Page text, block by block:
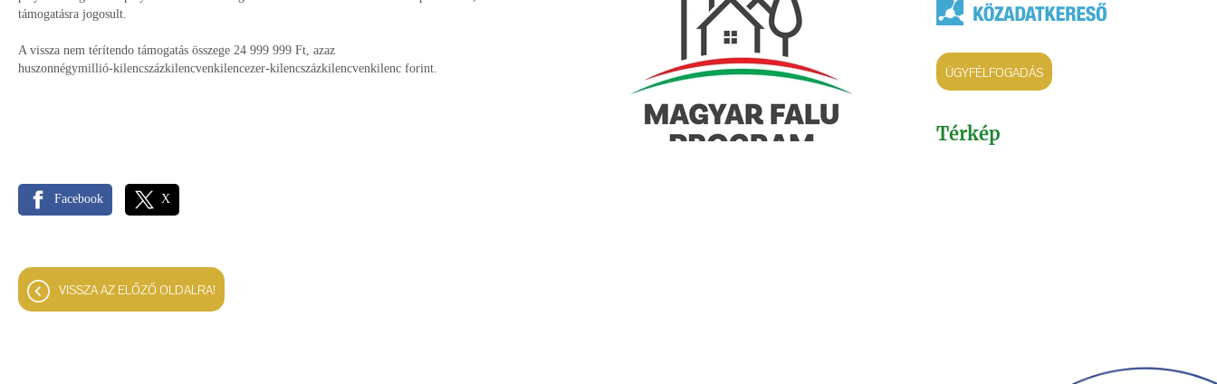
ÜGYFÉLFOGADÁS
Térkép
támogatásra jogosult.
A vissza nem térítendo támogatás összege 24 999 999 Ft, azaz
huszonnégymillió-kilencszázkilencvenkilencezer-kilencszázkilencvenkilenc forint.
Facebook X
VISSZA AZ ELŐZŐ OLDALRA!